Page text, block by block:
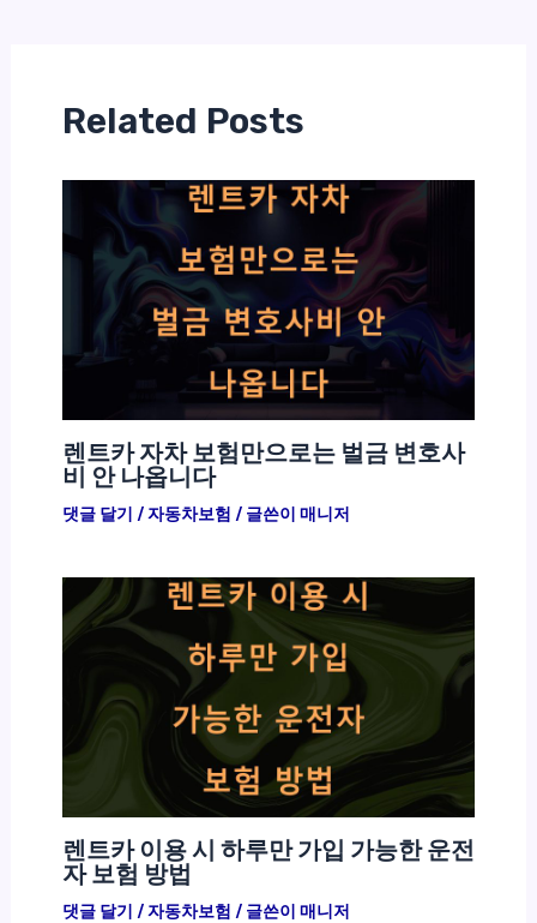
Related Posts
렌트카 자차 보험만으로는 벌금 변호사
비 안 나옵니다
댓글 달기 /자동차보험 / 글쓴이 매니저
렌트카 이용 시 하루만 가입 가능한 운전
자 보험 방법
댓글 달기 /자동차보험 / 글쓴이 매니저